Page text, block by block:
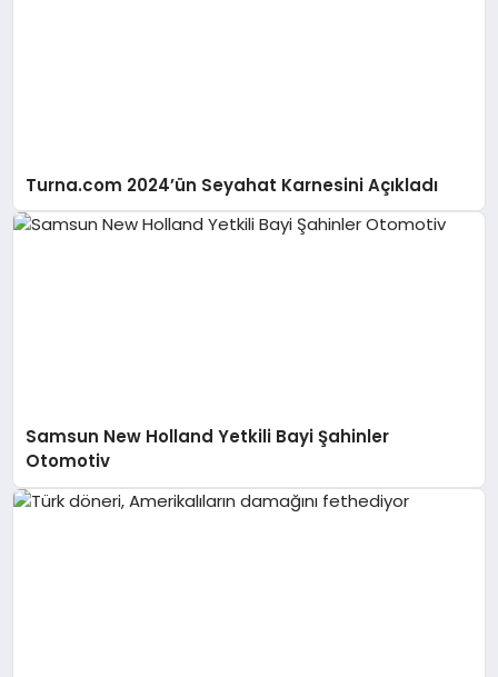
Turna.com 2024’ün Seyahat Karnesini Açıkladı
Samsun New Holland Yetkili Bayi Şahinler
Otomotiv